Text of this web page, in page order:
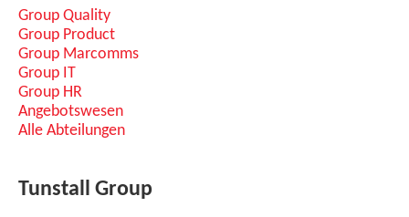
Group Quality
Group Product
Group Marcomms
Group IT
Group HR
Angebotswesen
Alle Abteilungen
Tunstall Group